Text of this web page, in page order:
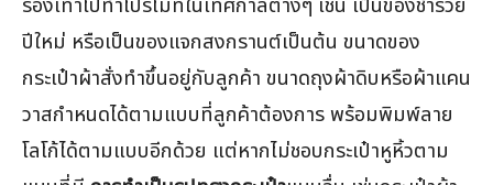
ปีใหม่ หรือเป็นของแจกสงกรานต์เป็นต้น ขนาดของ
กระเป๋าผ้าสั่งทำขึ้นอยู่กับลูกค้า ขนาดถุงผ้าดิบหรือผ้าแคน
วาสกำหนดได้ตามแบบที่ลูกค้าต้องการ พร้อมพิมพ์ลาย
โลโก้ได้ตามแบบอีกด้วย แต่หากไม่ชอบกระเป๋าหูหิ้วตาม